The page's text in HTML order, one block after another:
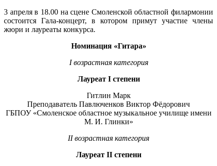
3 апреля в 18.00 на сцене Смоленской областной филармонии
состоится Гала-концерт, в котором примут участие члены
жюри и лауреаты конкурса.
Номинация «Гитара»
I возрастная категория
Лауреат Iстепени
Гитлин Марк
Преподаватель Павлюченков Виктор Фёдорович
ГБПОУ «Смоленское областное музыкальное училище имени
М. И. Глинки»
IIвозрастная категория
Лауреат IIстепени